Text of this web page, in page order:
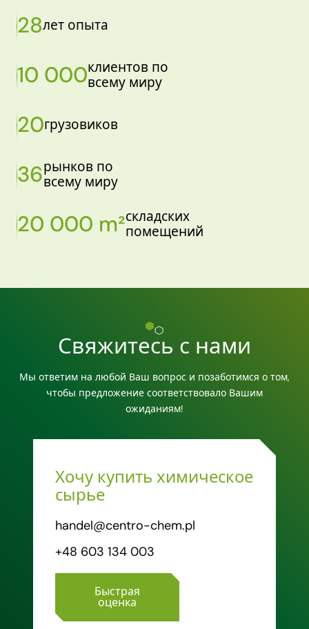
28лет опыта
10 000клиентов по
всему миру
20грузовиков
36рынков по
всему миру
20 000 m²складских
помещений
Свяжитесь с нами
Мы ответим на любой Ваш вопрос и позаботимся о том,
чтобы предложение соответствовало Вашим
ожиданиям!
Хочу купить химическое
сырье
handel@centro-chem.pl
+48 603 134 003
Быстрая
оценка